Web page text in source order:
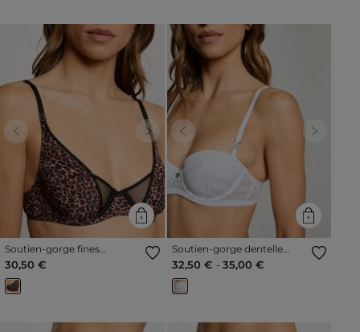
Previous Next
Soutien-gorge fines
bretelles noir femme
30,50 €
Previous Next
Soutien-gorge dentelle
blanc femme
32,50 € - 35,00 €